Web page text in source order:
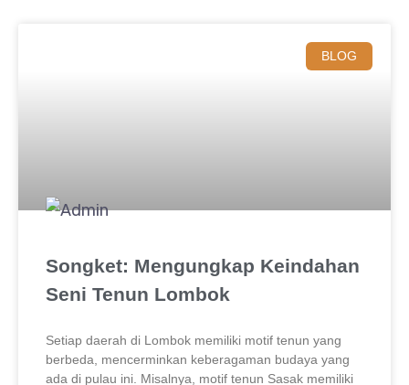
BLOG
Songket: Mengungkap Keindahan
Seni Tenun Lombok
Setiap daerah di Lombok memiliki motif tenun yang
berbeda, mencerminkan keberagaman budaya yang
ada di pulau ini. Misalnya, motif tenun Sasak memiliki